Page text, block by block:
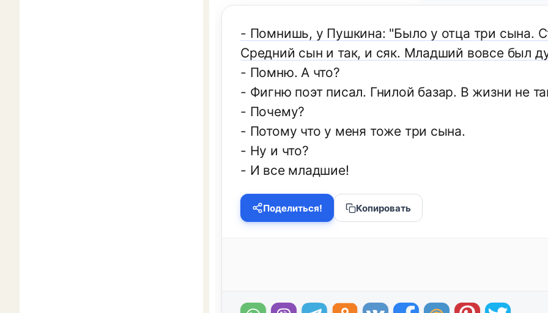
- Помнишь, у Пушкина: "Было у отца три сына.
Средний сын и так, и сяк. Младший вовсе был
- Помню. А что?
- Фигню поэт писал. Гнилой базар. В жизни не
- Почему?
- Потому что у меня тоже три сына.
- Ну и что?
- И все младшие!
Поделиться! Копировать